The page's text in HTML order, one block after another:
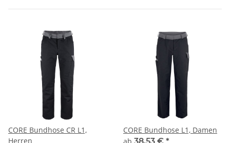
CORE Bundhose CR L1,
Herren
CORE Bundhose L1, Damen